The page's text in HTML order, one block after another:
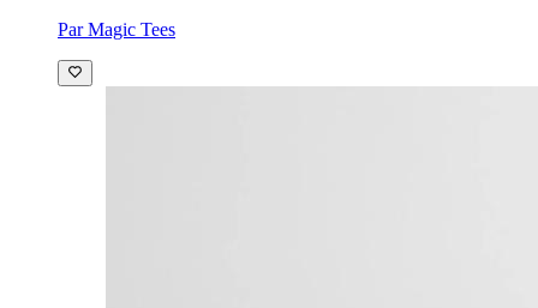
Par Magic Tees